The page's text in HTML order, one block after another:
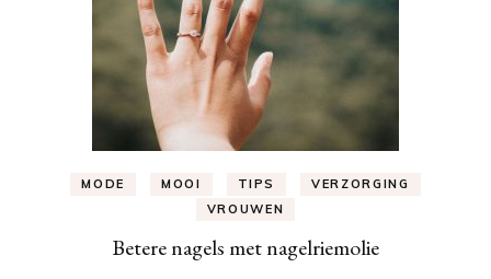
MODE MOOI TIPS
VERZORGING
VROUWEN
Betere nagels met nagelriemolie